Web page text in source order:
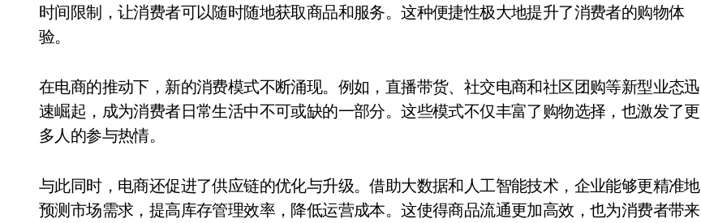
时间限制，让消费者可以随时随地获取商品和服务。这种便捷性极大地提升了消费者的购物体
验。
在电商的推动下，新的消费模式不断涌现。例如，直播带货、社交电商和社区团购等新型业态迅
速崛起，成为消费者日常生活中不可或缺的一部分。这些模式不仅丰富了购物选择，也激发了更
多人的参与热情。
与此同时，电商还促进了供应链的优化与升级。借助大数据和人工智能技术，企业能够更精准地
预测市场需求，提高库存管理效率，降低运营成本。这使得商品流通更加高效，也为消费者带来